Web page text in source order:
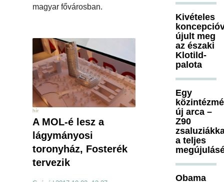
magyar fővárosban.
hír
A MOL-é lesz a
lágymányosi
toronyház, Fosterék
tervezik
Kivételes
újult meg
az északi
Klotild-
palota
Egy
új arca –
Z90
a teljes
Obama